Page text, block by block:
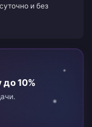
и без
10%